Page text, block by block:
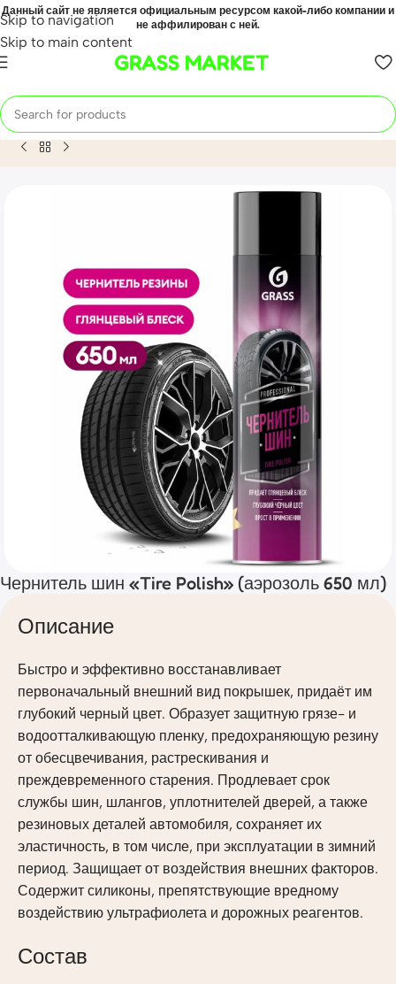
Skip to navigation
Skip to main content
Данный сайт не является официальным ресурсом какой-либо компании и
не аффилирован с ней.
GRASS MARKET
Home Mahsulot Чернитель шин «Tire Polish» (аэрозоль
Чернитель шин «Tire Polish» (аэрозоль 650 мл)
Описание
Быстро и эффективно восстанавливает
первоначальный внешний вид покрышек, придаёт им
глубокий черный цвет. Образует защитную грязе- и
водоотталкивающую пленку, предохраняющую резину
от обесцвечивания, растрескивания и
преждевременного старения. Продлевает срок
службы шин, шлангов, уплотнителей дверей, а также
резиновых деталей автомобиля, сохраняет их
эластичность, в том числе, при эксплуатации в зимний
период. Защищает от воздействия внешних факторов.
Содержит силиконы, препятствующие вредному
воздействию ультрафиолета и дорожных реагентов.
Состав